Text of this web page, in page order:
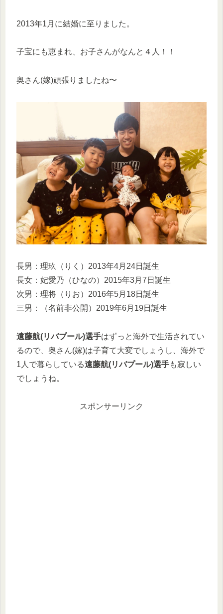
2013年1月に結婚に至りました。
子宝にも恵まれ、お子さんがなんと４人！！
奥さん(嫁)頑張りましたね〜
長男：理玖（りく）2013年4月24日誕生
長女：妃愛乃（ひなの）2015年3月7日誕生
次男：理将（りお）2016年5月18日誕生
三男：（名前非公開）2019年6月19日誕生
遠藤航(リバプール)選手はずっと海外で生活されてい
るので、奥さん(嫁)は子育て大変でしょうし、海外で
1人で暮らしている遠藤航(リバプール)選手も寂しい
でしょうね。
スポンサーリンク